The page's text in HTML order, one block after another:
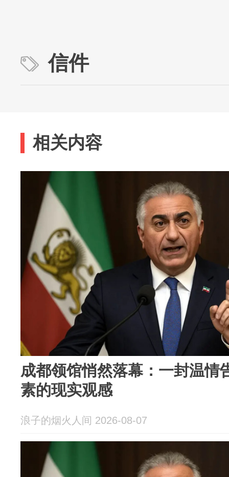
信件
相关内容
成都领馆悄然落幕：一封温情
素的现实观感
浪子的烟火人间 2026-08-07